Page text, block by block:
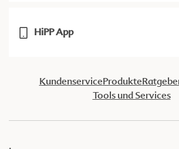
HiPP App
KundenserviceProdukte
Tools und Services